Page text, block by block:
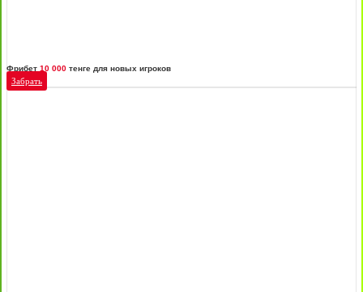
Фрибет 10 000 тенге для новых игроков
Забрать